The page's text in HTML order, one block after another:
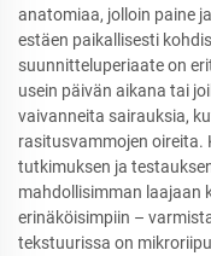
anatomiaa, jolloin paine
estäen paikallisesti
suunnitteluperiaate on
usein päivän aikana tai
vaivanneita sairauksia,
rasitusvammojen oireita.
tutkimuksen ja
mahdollisimman laajaan
erinäköisimpiin –
tekstuurissa on